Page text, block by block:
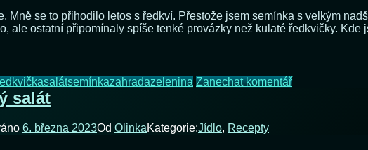
Mně se to přihodilo letos s ředkví. Přestože jsem semínka s velkým
ale ostatní připomínaly spíše tenké provázky než kulaté ředkvičky.
salátsemínkazahradazelenina Zanechat komentářna
salát
6. března 2023Od OlinkaKategorie:Jídlo, Recepty